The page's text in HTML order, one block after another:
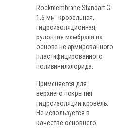
Rockmembrane Standart G
1.5 мм- кровельная,
гидроизоляционная,
рулонная мембрана на
основе не армированного
пластифицированного
поливинилхлорида.
Применяется для
верхнего покрытия
гидроизоляции кровель.
Не используется в
качестве основного